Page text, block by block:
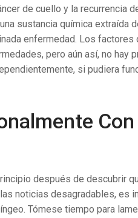
de cuello y la recurrencia
sustancia química extraída
enfermedad. Los
pero aún así, no hay
si pudiera
después de descubrir
noticias desagradables, es
Tómese tiempo para